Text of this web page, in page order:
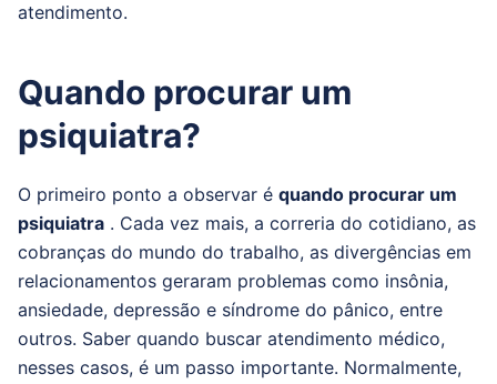
atendimento.
Quando procurar um
psiquiatra?
O primeiro ponto a observar é quando procurar um
psiquiatra . Cada vez mais, a correria do cotidiano, as
cobranças do mundo do trabalho, as divergências em
relacionamentos geraram problemas como insônia,
ansiedade, depressão e síndrome do pânico, entre
outros. Saber quando buscar atendimento médico,
nesses casos, é um passo importante. Normalmente,